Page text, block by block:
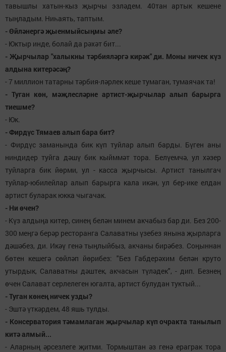
тавышлы хатын-кыз җырчы эзләдем. 40тан артык кешене
тыңладым. Ниһаять, таптым.
- Өйләнергә җыенмыйсыңмы әле?
- Юктыр инде, болай да рәхәт бит...
- Җырчылар "халыкны тәрбияләргә кирәк" ди. Моны ничек күз
алдына китерәсәң?
- 7 миллион татарны тәрбия-ләрлек кеше тумаган, тумаячак та!
- Туган көн, мәҗлесләрне артист-җырчылар алып барырга
тиешме?
- Юк.
- Фирдүс Тямаев алып бара бит?
- Фирдүс заманында бик күп туйлар алып барды. Бүген аны
ниндидер туйга дәшү бик кыйммәт тора. Белүемчә, ул хәзер
туйларга бик йөрми, ул - касса җырчысы. Артист танылгач
туйлар-юбилейлар алып барырга кала икән, ул бер-ике елдан
артист буларак юкка чыгачак.
- Ни өчен?
- Күз алдыңа китер, синең белән минем акчабыз бар ди. Без 200-
300 меңгә берәр ресторанга Салаватны үзебез янына җырларга
дәшәбез, ди. Икәү генә тыңлыйбыз, акчаны бирәбез. Соңыннан
бөтен кешегә сөйләп йөрибез: "Без Габдерәхим белән круто
утырдык, Салаватны дәштек, акчасын түләдек", - дип. Безнең
өчен Салават серлелеген югалта, артист булудан туктый...
- Туган көнең ничек узды?
- Эштә үткәрдем, 48 яшь тулды.
- Консерватория тәмамлаган җырчылар күп очракта танылып
китә алмый...
- Аларның әрсезлеге җитми. Тормыштан әз генә ераграк тора